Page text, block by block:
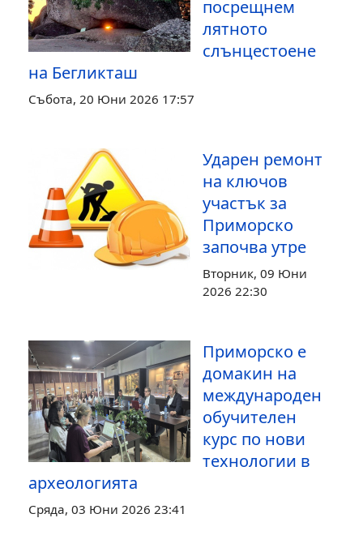
посрещнем
лятното
слънцестоене
на Бегликташ
Събота, 20 Юни 2026 17:57
Ударен ремонт
на ключов
участък за
Приморско
започва утре
Вторник, 09 Юни
2026 22:30
Приморско е
домакин на
международен
обучителен
курс по нови
технологии в
археологията
Сряда, 03 Юни 2026 23:41